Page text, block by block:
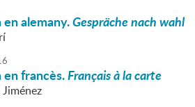
alemany.Gespräche nach wahl
en francès.Français à la carte